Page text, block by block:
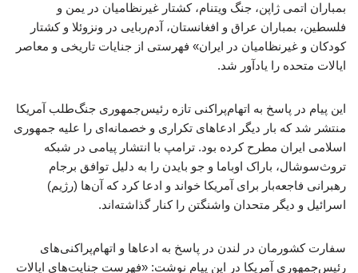
بمباران اتمی ژاپن، جنگ ویتنام، کشتار غیرنظامیان در یمن و
فلسطین، بمباران عراق و افغانستان، آدم‌ربایی در ونزوئلا و کشتار
کودکان و غیرنظامیان در ایران» فهرستی از جنایات تاریخی و معاصر
ایالات متحده را یادآور شد.
این پیام در پاسخ به اتهام‌پراکنی تازه رئیس‌جمهوری جنگ‌طلب آمریکا
منتشر شد که بار دیگر ادعاهای تکراری و خصمانه‌ای را علیه جمهوری
اسلامی ایران مطرح کرده بود. ترامپ با انتشار پیامی در شبکه
تروث‌سوشال، باراک اوباما و جو بایدن را به دلیل توافق برجام
رهبرانی فاجعه‌بار برای آمریکا خواند و ادعا کرد که آن‌ها (رژیم)
اسرائیل و دیگر متحدان واشنگتن را کنار گذاشته‌اند.
سفارت کشورمان در لندن در پاسخ به ادعاها و اتهام‌پراکنی‌های
رئیس‌جمهوری آمریکا در این پیام نوشت: «فهرست جنایت‌های ایالات